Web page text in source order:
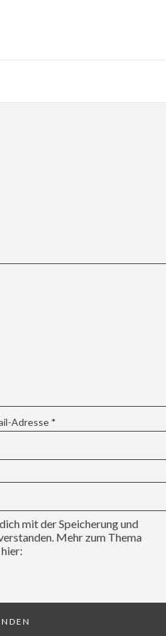
Adresse *
mit der Speicherung und
Mehr zum Thema